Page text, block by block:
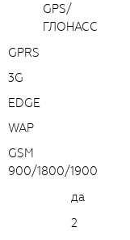
GPS/
ГЛОНАСС
GPRS
3G
EDGE
WAP
GSM
900/1800/1900
да
2